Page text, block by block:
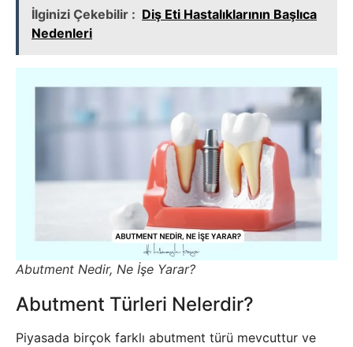
İlginizi Çekebilir : Diş Eti Hastalıklarının Başlıca
Nedenleri
Abutment Nedir, Ne İşe Yarar?
Abutment Türleri Nelerdir?
Piyasada birçok farklı abutment türü mevcuttur ve